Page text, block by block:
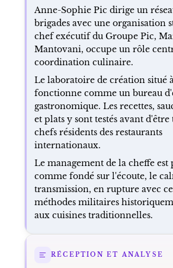
Anne-Sophie Pic dirige un
brigades avec une organisation
chef exécutif du Groupe Pic,
Mantovani, occupe un rôle
coordination culinaire.
Le laboratoire de création situé
fonctionne comme un bureau
gastronomique. Les recettes,
et plats y sont testés avant
chefs résidents des restaurants
internationaux.
Le management de la cheffe est
comme fondé sur l'écoute, le
transmission, en rupture avec
méthodes militaires
aux cuisines traditionnelles.
RÉCEPTION ET ANALYSE